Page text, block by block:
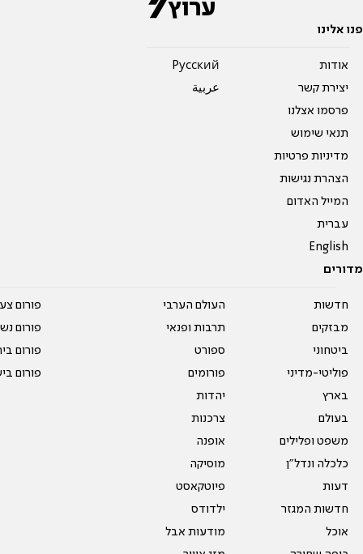
פנו אלינו
אודות
יצירת קשר
פרסמו אצלנו
תנאי שימוש
מדיניות פרטיות
הצהרת נגישות
המייל האדום
עברית
English
Pусский
عربية
מדורים
חדשות
מבזקים
ביטחוני
פוליטי-מדיני
בארץ
בעולם
משפט ופלילים
כלכלה ונדל"ן
דעות
חדשות המגזר
אוכל
העולם הערבי
תרבות ופנאי
ספורט
פורומים
יהדות
צרכנות
אופנה
מוסיקה
פיוטקאסט
ילדודס
מודעות אבל
פורום
פורום
פורום
פורום